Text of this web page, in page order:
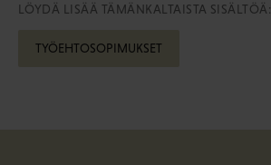
LÖYDÄ LISÄÄ TÄMÄNKALTAISTA SISÄLTÖÄ:
TYÖEHTOSOPIMUKSET